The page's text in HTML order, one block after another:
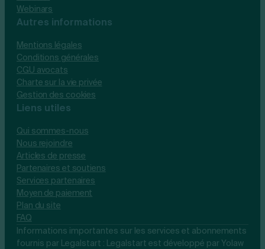
Webinars
Autres informations
Mentions légales
Conditions générales
CGU avocats
Charte sur la vie privée
Gestion des cookies
Liens utiles
Qui sommes-nous
Nous rejoindre
Articles de presse
Partenaires et soutiens
Services partenaires
Moyen de paiement
Plan du site
FAQ
Informations importantes sur les services et abonnements
fournis par Legalstart : Legalstart est développé par Yolaw